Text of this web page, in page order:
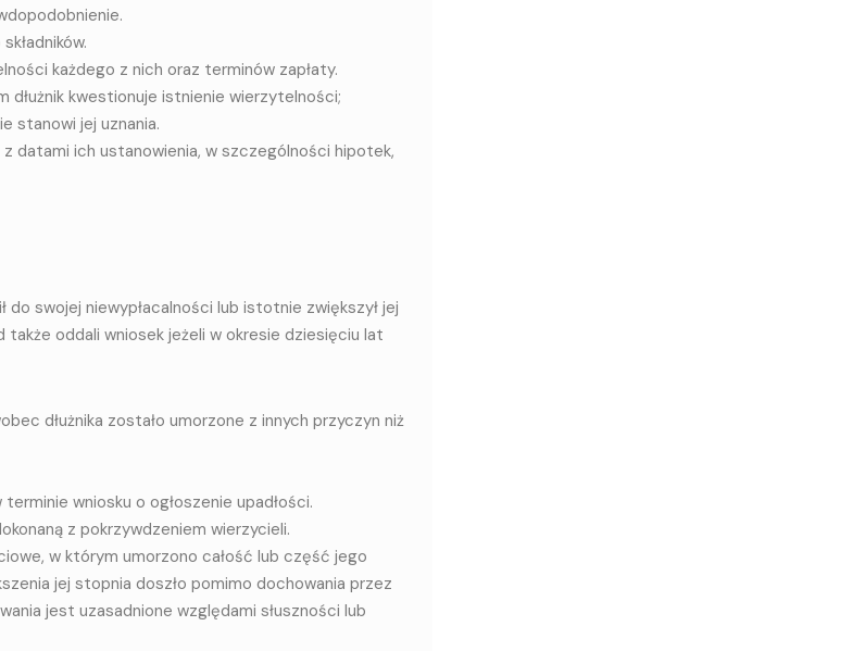
każdego z nich oraz terminów zapłaty.
dłużnik kwestionuje istnienie wierzytelności;
stanowi jej uznania.
datami ich ustanowienia, w szczególności hipotek,
do swojej niewypłacalności lub istotnie zwiększył jej
oddali wniosek jeżeli w okresie dziesięciu lat
dłużnika zostało umorzone z innych przyczyn niż
wniosku o ogłoszenie upadłości.
z pokrzywdzeniem wierzycieli.
w którym umorzono całość lub część jego
jej stopnia doszło pomimo dochowania przez
jest uzasadnione względami słuszności lub